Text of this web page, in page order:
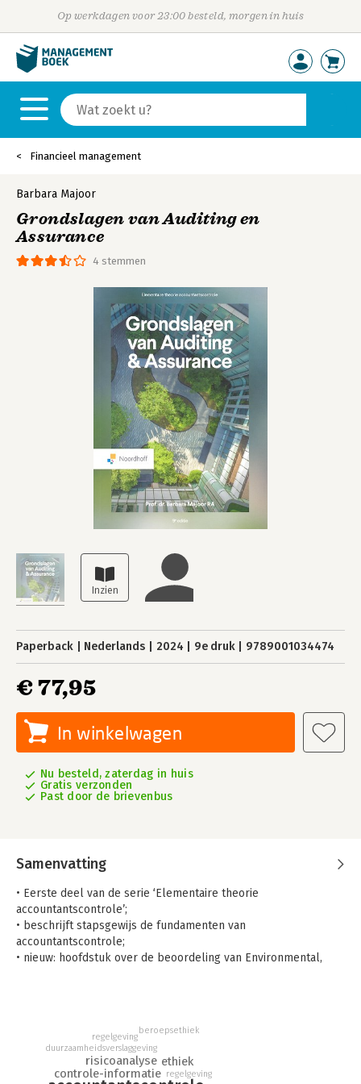
Op werkdagen voor 23:00 besteld, morgen in huis
Financieel management
4 stemmen
Barbara Majoor
Grondslagen van Auditing en
Assurance
Paperback Nederlands 2024 9e druk 9789001034474
€ 77,95
In winkelwagen
Nu besteld, zaterdag in huis
Gratis verzonden
Past door de brievenbus
Samenvatting
• Eerste deel van de serie ‘Elementaire theorie
accountantscontrole’;
• beschrijft stapsgewijs de fundamenten van
accountantscontrole;
• nieuw: hoofdstuk over de beoordeling van Environmental,
de uitvoering van een controle-opdracht en de
verantwoordelijkheid van de accountant voor het constateren
van fraude en witwassen. Daarnaast bespreken de auteurs de
controle-informatie
risicoanalyse ethiek
regelgeving
duurzaamheidsverslaggeving
regelgeving
beroepsethiek